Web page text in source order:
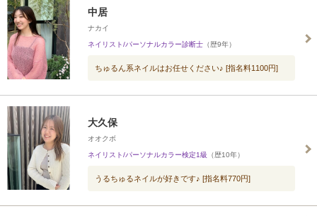
中居
ナカイ
ネイリスト/パーソナルカラー診断士 （歴9年）
ちゅるん系ネイルはお任せください♪ [指名料1100円]
大久保
オオクボ
ネイリスト/パーソナルカラー検定1級 （歴10年）
うるちゅるネイルが好きです♪ [指名料770円]